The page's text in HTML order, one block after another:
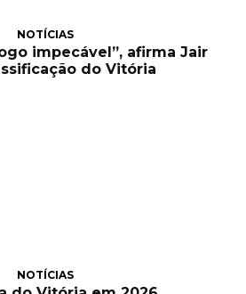
NOTÍCIAS
impecável”, afirma Jair
do Vitória
NOTÍCIAS